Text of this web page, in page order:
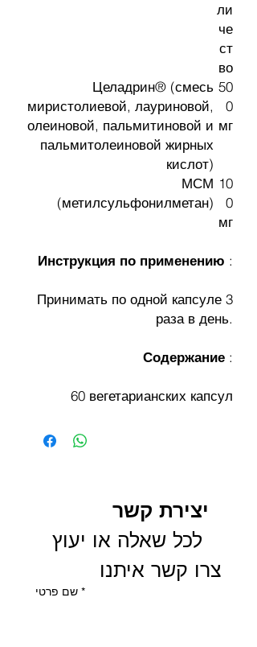
ли
че
ст
во
Целадрин® (смесь
миристолиевой, лауриновой,
олеиновой, пальмитиновой и
пальмитолеиновой жирных
кислот)
50
0
мг
МСМ
(метилсульфонилметан)
10
0
мг
Инструкция по применению :
Принимать по одной капсуле 3
раза в день.
Содержание :
60 вегетарианских капсул
יצירת קשר
צרו קשר איתנו
שם פרטי *